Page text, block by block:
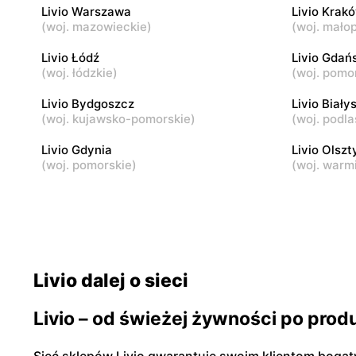
Livio
Karczew, ul. Rynek Zygmunta Starego 2
Livio
Dobczyn,
Livio
Małopole, ul. Wincentego Witosa 3
Livio
Góra
Livio Warszawa
(woj. mazowieckie)
Livio
(woj.
Livio Łódź
(woj. łódzkie)
Livio
(woj.
Livio Bydgoszcz
(woj. kujawsko-pomorskie)
Livio
(woj.
Livio Gdynia
(woj. pomorskie)
Livio
(woj.
Livio dalej o sieci
Livio – od świeżej żywności po